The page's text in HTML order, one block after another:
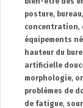
posture, bureau,
concentration,
équipements
hauteur du
artificielle
morphologie,
problèmes de
de fatigue,